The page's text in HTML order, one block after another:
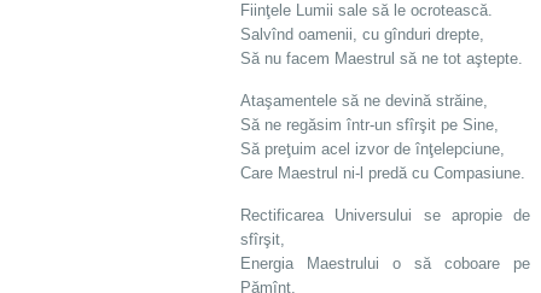
Fiinţele Lumii sale să le ocrotească.
Salvînd oamenii, cu gînduri drepte,
Să nu facem Maestrul să ne tot aştepte.
Ataşamentele să ne devină străine,
Să ne regăsim într-un sfîrşit pe Sine,
Să preţuim acel izvor de înţelepciune,
Care Maestrul ni-l predă cu Compasiune.
Rectificarea Universului se apropie de
sfîrşit,
Energia Maestrului o să coboare pe
Pămînt,